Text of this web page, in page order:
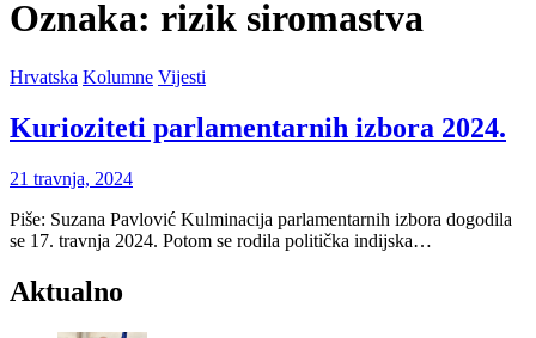
Oznaka: rizik siromastva
Hrvatska Kolumne Vijesti
Kurioziteti parlamentarnih izbora 2024.
21 travnja, 2024
Piše: Suzana Pavlović Kulminacija parlamentarnih izbora dogodila
se 17. travnja 2024. Potom se rodila politička indijska…
Aktualno